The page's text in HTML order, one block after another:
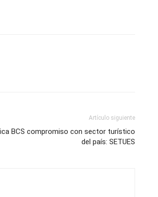
Artículo siguiente
BCS compromiso con sector turístico
del país: SETUES